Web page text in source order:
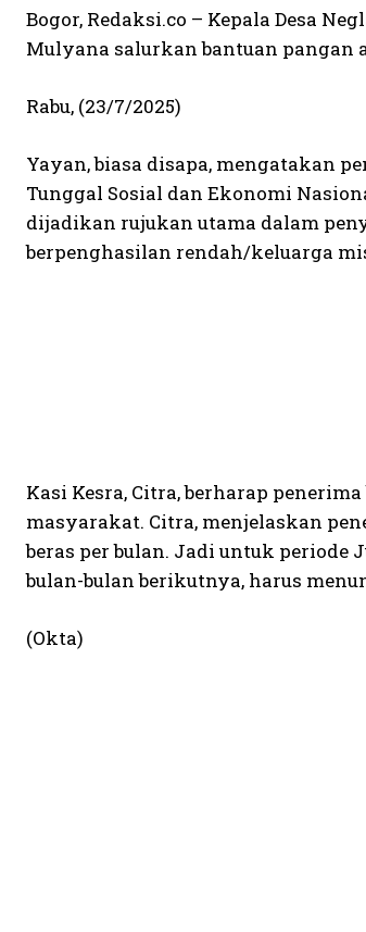
Bogor, Redaksi.co – Kepala Desa
Mulyana salurkan bantuan pangan
Rabu, (23/7/2025)
Yayan, biasa disapa, mengatakan
Tunggal Sosial dan Ekonomi
dijadikan rujukan utama dalam
berpenghasilan rendah/keluarga
Kasi Kesra, Citra, berharap
masyarakat. Citra, menjelaskan
beras per bulan. Jadi untuk periode
bulan-bulan berikutnya, harus
(Okta)